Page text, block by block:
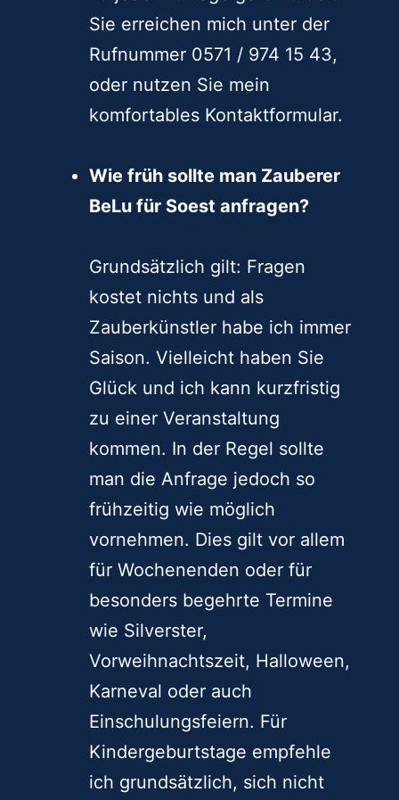
meinem Anrufbeantworter. Ich
melde immer und grundsätzlich
zu jeder Anfrage gern zurück.
Sie erreichen mich unter der
oder nutzen Sie mein
komfortables Kontaktformular.
Wie früh sollte man Zauberer
BeLu für Soest anfragen?
Grundsätzlich gilt: Fragen
kostet nichts und als
Zauberkünstler habe ich immer
Saison. Vielleicht haben Sie
Glück und ich kann kurzfristig
zu einer Veranstaltung
kommen. In der Regel sollte
man die Anfrage jedoch so
frühzeitig wie möglich
vornehmen. Dies gilt vor allem
für Wochenenden oder für
besonders begehrte Termine
wie Silverster,
Vorweihnachtszeit, Halloween,
Karneval oder auch